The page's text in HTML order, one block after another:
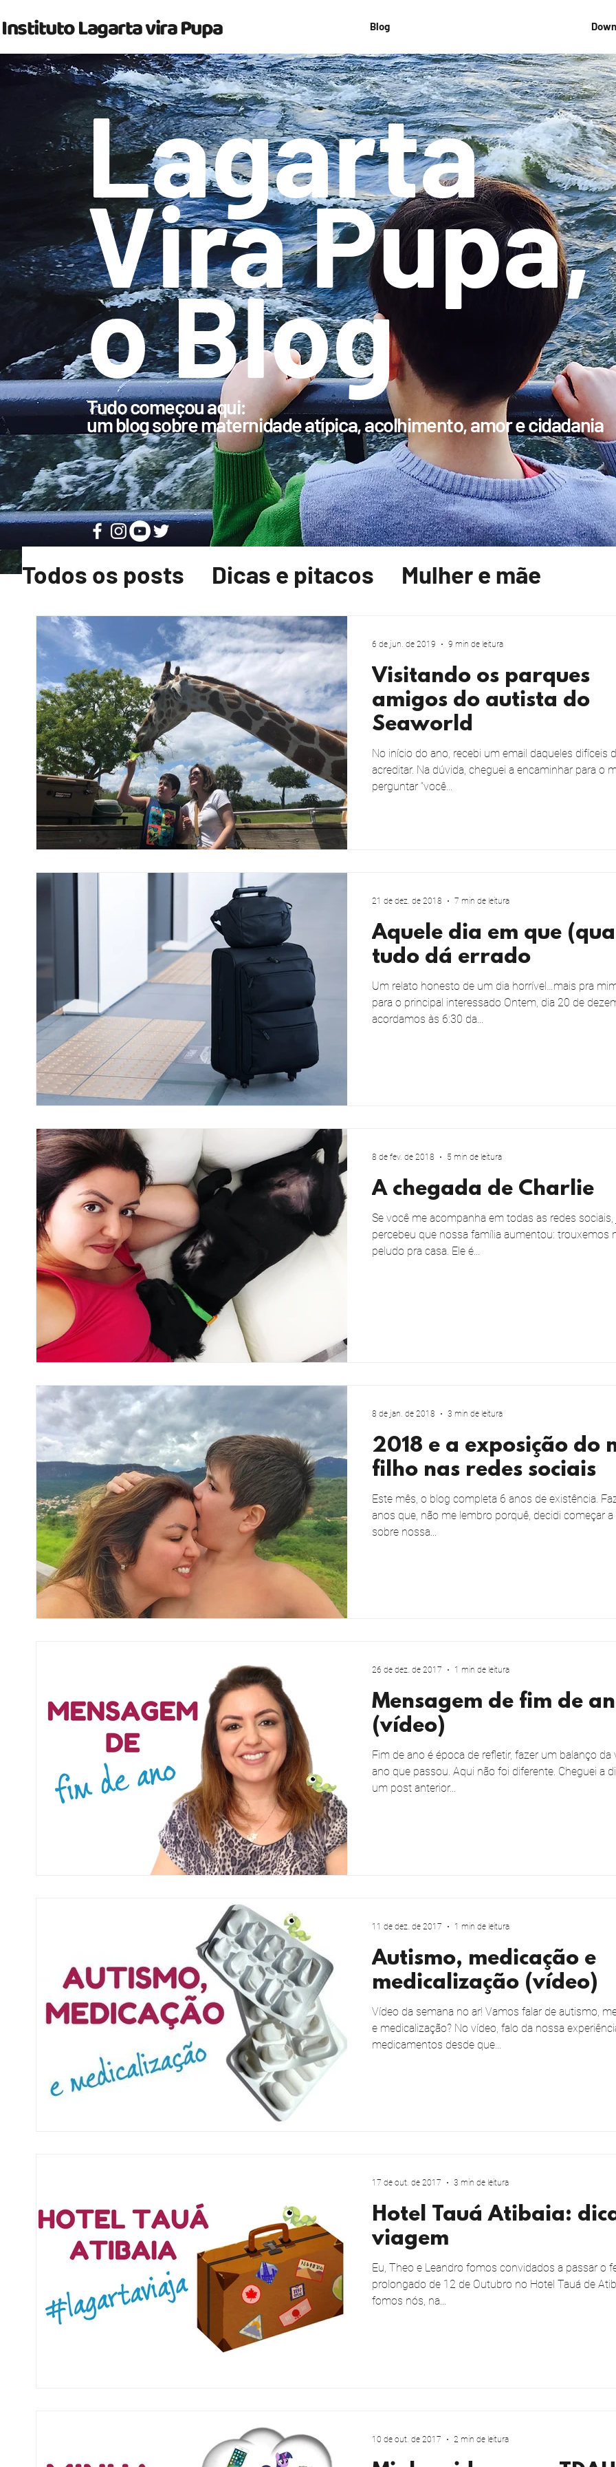
Instituto Lagarta vira Pupa Blog
Lagarta
Vira Pupa,
o Blog
Tudo começou aqui:
um blog sobre maternidade atípica, acolhimento, amor e cidadania
Todos os posts Dicas e pitacos
Mulher e mãe
No consultório
Notícias e eventos
Visitando os parques
amigos do autista do
Seaworld
No início do ano, recebi um email daqueles difíceis
acreditar. Na dúvida, cheguei a encaminhar para o
perguntar “você...
6 de jun. de 2019 9 min de leitura
Aquele dia em que
tudo dá errado
Um relato honesto de um dia horrível…mais pra
para o principal interessado Ontem, dia 20 de
acordamos às 6:30 da...
21 de dez. de 2018 7 min de leitura
A chegada de Charlie
Se você me acompanha em todas as redes sociais,
percebeu que nossa família aumentou: trouxemos
peludo pra casa. Ele é...
8 de fev. de 2018 5 min de leitura
2018 e a exposição do
filho nas redes sociais
Este mês, o blog completa 6 anos de existência.
anos que, não me lembro porquê, decidi começar a
sobre nossa...
8 de jan. de 2018 3 min de leitura
Mensagem de fim de
(vídeo)
Fim de ano é época de refletir, fazer um balanço da
ano que passou. Aqui não foi diferente. Cheguei a
um post anterior...
26 de dez. de 2017 1 min de leitura
Autismo, medicação e
medicalização (vídeo)
Vídeo da semana no ar! Vamos falar de autismo,
e medicalização? No vídeo, falo da nossa
medicamentos desde que...
11 de dez. de 2017 1 min de leitura
Hotel Tauá Atibaia:
viagem
Eu, Theo e Leandro fomos convidados a passar o
prolongado de 12 de Outubro no Hotel Tauá de
fomos nós, na...
17 de out. de 2017 3 min de leitura
10 de out. de 2017 2 min de leitura